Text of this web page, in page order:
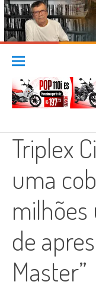
Skip
content
Triplex
uma
de
Master”